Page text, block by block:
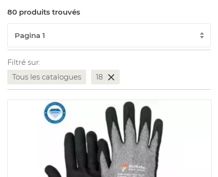
80 produits trouvés
Filtré sur:
Tous les catalogues
18